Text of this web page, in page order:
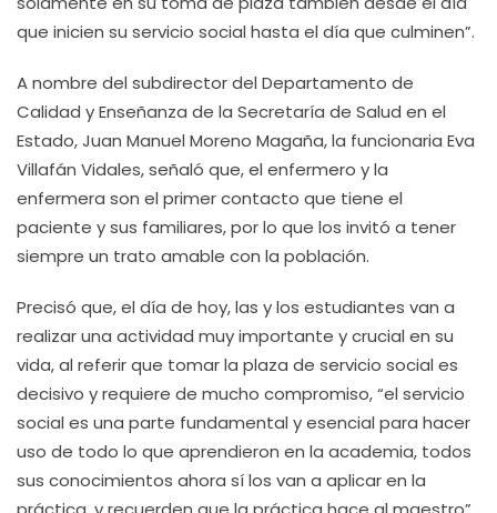
que inicien su servicio social hasta el día que culminen”.
A nombre del subdirector del Departamento de
Calidad y Enseñanza de la Secretaría de Salud en el
Estado, Juan Manuel Moreno Magaña, la funcionaria Eva
Villafán Vidales, señaló que, el enfermero y la
enfermera son el primer contacto que tiene el
paciente y sus familiares, por lo que los invitó a tener
siempre un trato amable con la población.
Precisó que, el día de hoy, las y los estudiantes van a
realizar una actividad muy importante y crucial en su
vida, al referir que tomar la plaza de servicio social es
decisivo y requiere de mucho compromiso, “el servicio
social es una parte fundamental y esencial para hacer
uso de todo lo que aprendieron en la academia, todos
sus conocimientos ahora sí los van a aplicar en la